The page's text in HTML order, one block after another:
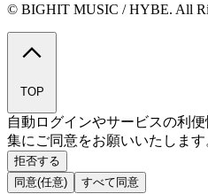
© BIGHIT MUSIC / HYBE. All
TOP
自動ログインやサービスの利
集にご同意をお願いいたします
拒否する
同意(任意)
すべて同意